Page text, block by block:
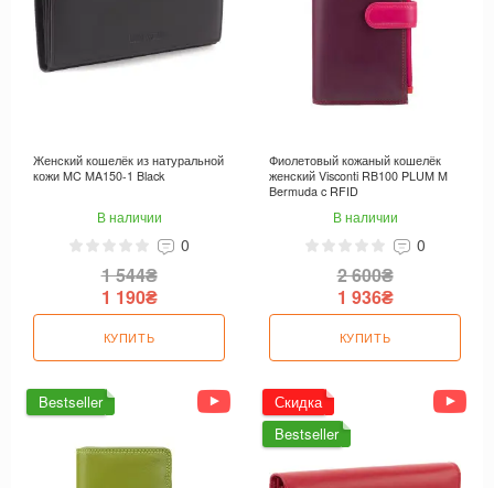
Женский кошелёк из натуральной
кожи MC MA150-1 Black
В наличии
0
1 544₴
1 190₴
КУПИТЬ
Фиолетовый кожаный кошелёк
женский Visconti RB100 PLUM M
Bermuda c RFID
В наличии
0
2 600₴
1 936₴
КУПИТЬ
Bestseller
Скидка
Bestseller